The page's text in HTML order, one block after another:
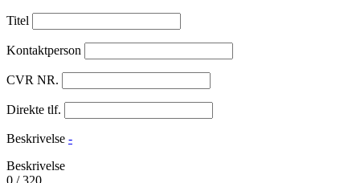
Titel
Kontaktperson
CVR NR.
Direkte tlf.
Beskrivelse -
Beskrivelse
0 /320